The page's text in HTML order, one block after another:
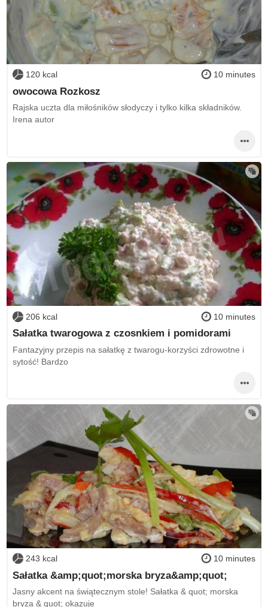
120 kcal 10 minutes
owocowa Rozkosz
Rajska uczta dla miłośników słodyczy i tylko kilka składników.
Irena autor
206 kcal 10 minutes
Sałatka twarogowa z czosnkiem i pomidorami
Fantazyjny przepis na sałatkę z twarogu-korzyści zdrowotne i
sytość! Bardzo
243 kcal 10 minutes
Sałatka &amp;quot;morska bryza&amp;quot;
Jasny akcent na świątecznym stole! Sałatka & quot; morska
bryza & quot; okazuje